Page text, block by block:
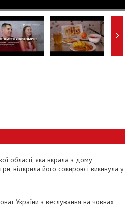
області, яка вкрала з дому
відкрила його сокирою і викинула у
України з веслування на човнах